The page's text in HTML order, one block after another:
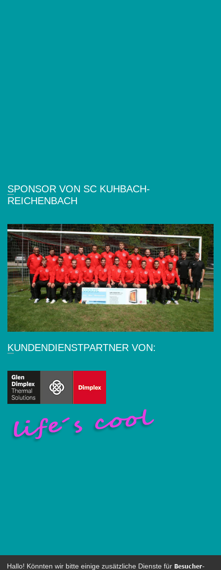
SPONSOR VON SC KUHBACH-
REICHENBACH
KUNDENDIENSTPARTNER VON:
Hallo! Könnten wir bitte einige zusätzliche Dienste für Besucher-